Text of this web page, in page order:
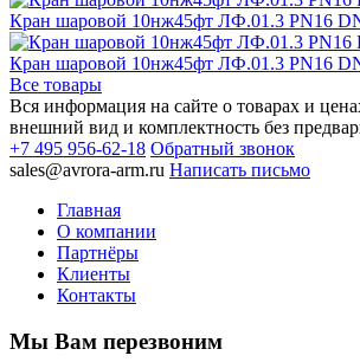
Кран шаровой 10нж45фт ЛФ.01.3 PN16
Кран шаровой 10нж45фт ЛФ.01.3 PN16
Все товары
Вся информация на сайте о товарах и
внешний вид и комплектность без
+7 495 956-62-18 Обратный звонок
sales@avrora-arm.ru Написать письмо
Главная
О компании
Партнёры
Клиенты
Контакты
Мы Вам перезвоним